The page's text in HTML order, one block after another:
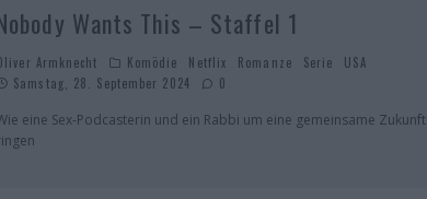
Wants This – Staffel 1
Armknecht Komödie Netflix Romanze Serie
USA
Samstag, 28. September 2024
0
eine Sex-Podcasterin und ein Rabbi um eine gemeinsame Zukunft